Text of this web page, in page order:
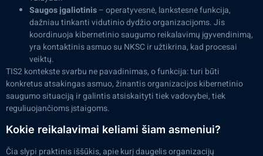
Saugos įgaliotinis– operatyvesnė, lankstesnė funkcija,
dažniau tinkanti vidutinio dydžio organizacijoms. Jis
koordinuoja kibernetinio saugumo reikalavimų įgyvendinimą,
yra kontaktinis asmuo su NKSC ir užtikrina, kad procesai
veiktų.
TIS2 kontekste svarbu ne pavadinimas, o funkcija: turi būti
konkretus atsakingas asmuo, žinantis organizacijos kibernetinio
saugumo situaciją ir galintis atsiskaityti tiek vadovybei, tiek
reguliuojančioms įstaigoms.
Kokie reikalavimai keliami šiam asmeniui?
Čia slypi praktinis iššūkis, apie kurį daugelis organizacijų